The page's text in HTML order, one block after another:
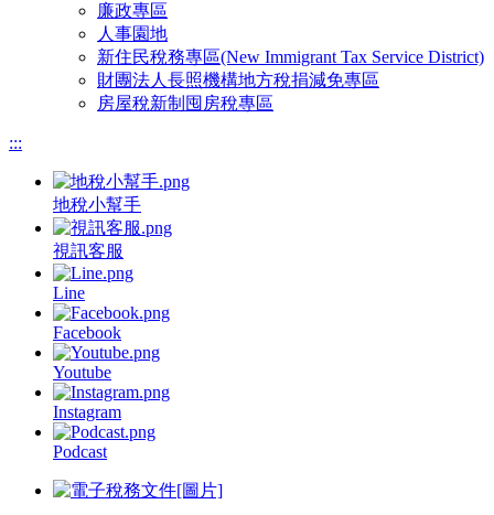
廉政專區
人事園地
新住民稅務專區(New Immigrant Tax Service District)
財團法人長照機構地方稅捐減免專區
房屋稅新制囤房稅專區
:::
地稅小幫手
視訊客服
Line
Facebook
Youtube
Instagram
Podcast